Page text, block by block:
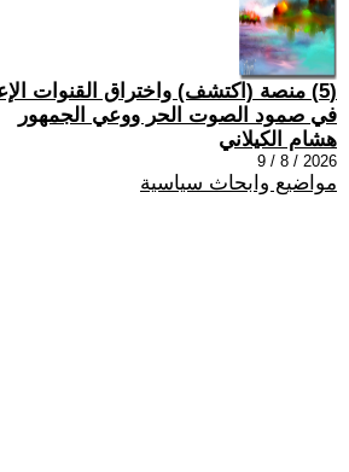
(5) منصة (اكتشف) واختراق القنوات
في صمود الصوت الحر ووعي الجمهور
هشام الكيلاني
2026 / 8 / 9
مواضيع وابحاث سياسية